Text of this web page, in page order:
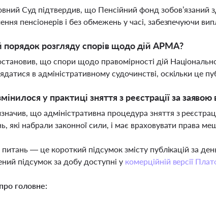
Суд підтвердив, що Пенсійний фонд зобов’язаний
пенсіонерів і без обмежень у часі, забезпечуючи
порядок розгляду спорів щодо дій АРМА?
що спори щодо правомірності дій
в адміністративному судочинстві, оскільки це
у практиці зняття з реєстрації за заявою
що адміністративна процедура зняття з
які набрали законної сили, і має враховувати права
— це короткий підсумок змісту публікацій за
підсумок за добу доступні у комерційній версії
головне: